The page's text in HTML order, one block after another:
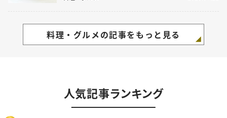
料理・グルメの記事をもっと見る
人気記事ランキング